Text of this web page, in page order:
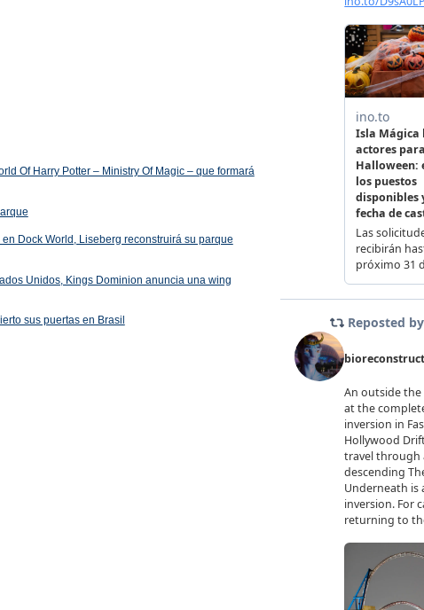
Of Harry Potter – Ministry Of Magic – que formará
Dock World, Liseberg reconstruirá su parque
Unidos, Kings Dominion anuncia una wing
sus puertas en Brasil